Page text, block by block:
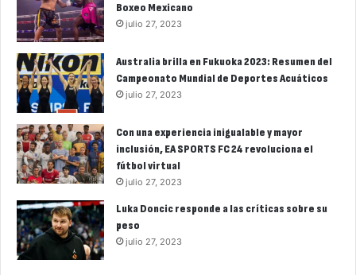
Boxeo Mexicano
julio 27, 2023
Australia brilla en Fukuoka 2023: Resumen del
Campeonato Mundial de Deportes Acuáticos
julio 27, 2023
Con una experiencia inigualable y mayor
inclusión, EA SPORTS FC 24 revoluciona el
fútbol virtual
julio 27, 2023
Luka Doncic responde a las críticas sobre su
peso
julio 27, 2023